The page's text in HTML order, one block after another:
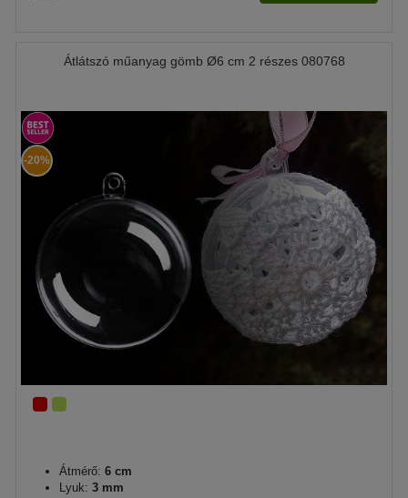
Átlátszó műanyag gömb Ø6 cm 2 részes 080768
-20%
Átmérő: 6 cm
Lyuk: 3 mm